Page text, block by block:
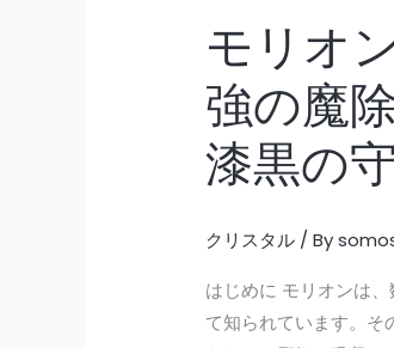
モリオ
強の魔
漆黒の
クリスタル / By
はじめに モリオンは
て知られています。そ
リ
オ
ン
水
晶）
｜
強
の
魔
浄
化
司
る
黒